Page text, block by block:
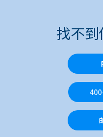
找不到